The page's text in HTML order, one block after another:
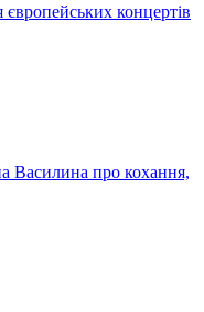
концертів
Василина про кохання,